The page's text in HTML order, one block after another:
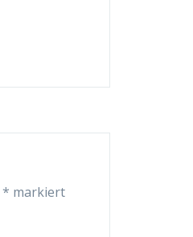
* markiert